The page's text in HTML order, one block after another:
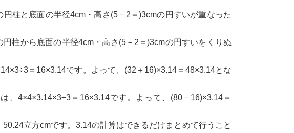
柱と底面の半径4cm・高さ(5－2＝)3cmの円すいが重なった
柱から底面の半径4cm・高さ(5－2＝)3cmの円すいをくりぬ
＝16×3.14です。よって、(32＋16)×3.14＝48×3.14とな
4×4×3.14×3÷3＝16×3.14です。よって、(80－16)×3.14＝
立方cmです。3.14の計算はできるだけまとめて行うこと